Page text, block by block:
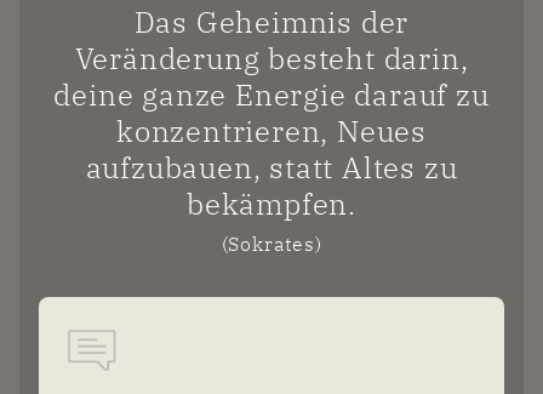
Das Geheimnis der
Veränderung besteht darin,
deine ganze Energie darauf zu
konzentrieren, Neues
aufzubauen, statt Altes zu
bekämpfen.
(Sokrates)